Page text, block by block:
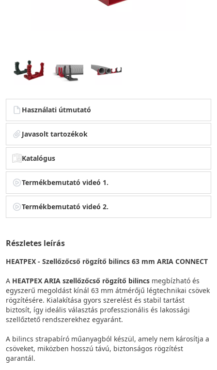
Használati útmutató
Javasolt tartozékok
Katalógus
Termékbemutató videó 1.
Termékbemutató videó 2.
Részletes leírás
HEATPEX - Szellőzőcső rögzítő bilincs 63 mm ARIA CONNECT
A HEATPEX ARIA szellőzőcső rögzítő bilincs megbízható és
egyszerű megoldást kínál 63 mm átmérőjű légtechnikai csövek
rögzítésére. Kialakítása gyors szerelést és stabil tartást
biztosít, így ideális választás professzionális és lakossági
szellőztető rendszerekhez egyaránt.
A bilincs strapabíró műanyagból készül, amely nem károsítja a
csöveket, miközben hosszú távú, biztonságos rögzítést
garantál.